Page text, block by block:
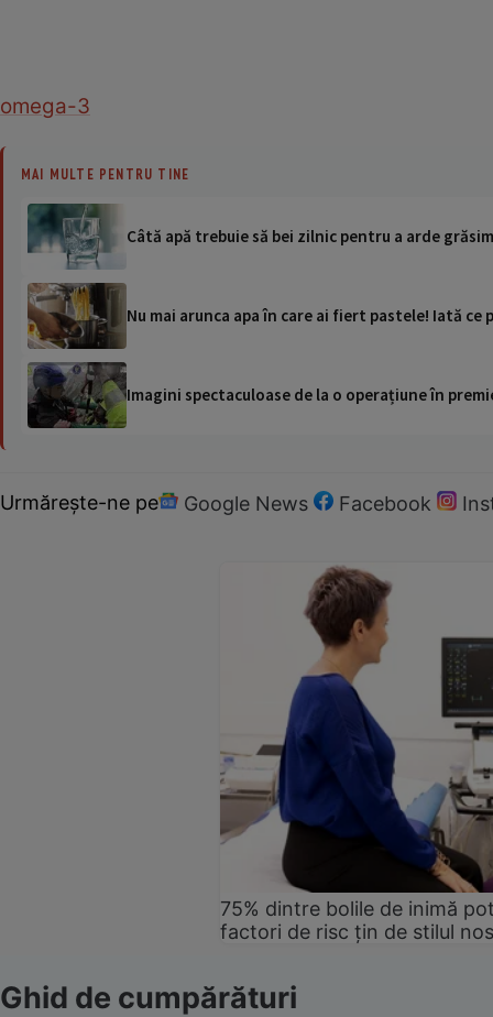
omega-3
MAI MULTE PENTRU TINE
Câtă apă trebuie să bei zilnic pentru a arde
Nu mai arunca apa în care ai fiert pastele! Iată ce
Imagini spectaculoase de la o operațiune în
Urmărește-ne pe Google News Facebook
75% dintre bolile de inimă
factori de risc țin de stilul
Ghid de cumpărături